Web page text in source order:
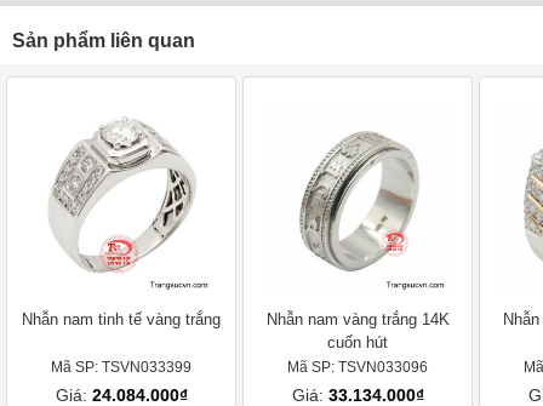
Sản phẩm liên quan
Nhẫn nam tinh tế vàng trắng
Mã SP: TSVN033399
Giá: 24.084.000₫
Nhẫn nam vàng trắng 14K
cuốn hút
Mã SP: TSVN033096
Giá: 33.134.000₫